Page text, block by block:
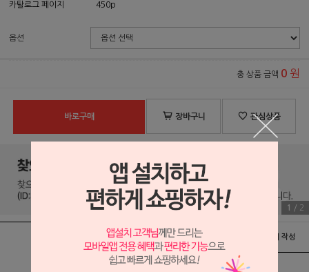
카탈로그 페이지 450p
옵션
총 상품 금액 0 원
바로구매 장바구니 관심상품
1 / 2
배송 및 교환/반품안내 상품후기 및 평가서 작성